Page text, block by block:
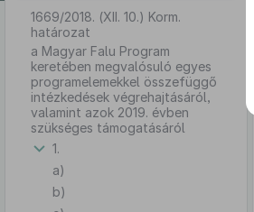
1669/2018. (XII. 10.) Korm.
határozat
a Magyar Falu Program
keretében megvalósuló egyes
programelemekkel összefüggő
intézkedések végrehajtásáról,
valamint azok 2019. évben
szükséges támogatásáról
1.
a)
b)